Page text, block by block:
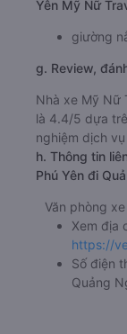
Yên Mỹ Nữ
giường
g. Review,
Nhà xe Mỹ Nữ
là 4.4/5 dựa
nghiệm dịch
h. Thông tin
Phú Yên đi
Văn phòng
Xem địa
https://
Số điện
Quảng